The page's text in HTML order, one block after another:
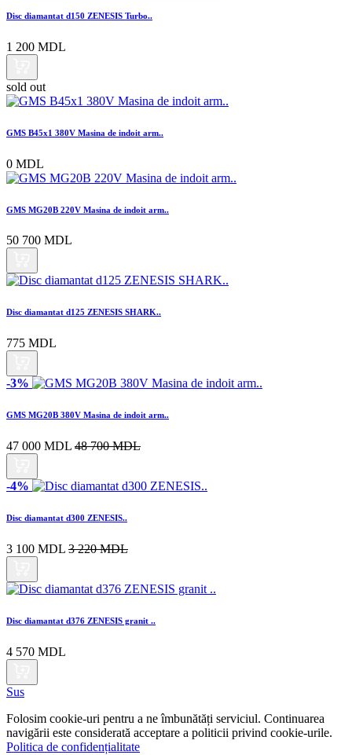
Disc diamantat d150 ZENESIS Turbo..
1 200 MDL
sold out
GMS B45x1 380V Masina de indoit arm..
0 MDL
GMS MG20B 220V Masina de indoit arm..
50 700 MDL
Disc diamantat d125 ZENESIS SHARK..
775 MDL
-3%
GMS MG20B 380V Masina de indoit arm..
47 000 MDL 48 700 MDL
-4%
Disc diamantat d300 ZENESIS..
3 100 MDL 3 220 MDL
Disc diamantat d376 ZENESIS granit ..
4 570 MDL
Sus
Folosim cookie-uri pentru a ne îmbunătăți serviciul. Continuarea
navigării este considerată acceptare a politicii privind cookie-urile.
Politica de confidențialitate